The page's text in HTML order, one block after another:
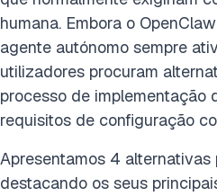
humana. Embora o
agente autónomo sempre
utilizadores procuram
processo de implementação
requisitos de configuração
Apresentamos 4 alternativas
destacando os seus